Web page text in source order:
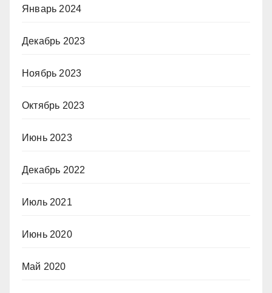
Январь 2024
Декабрь 2023
Ноябрь 2023
Октябрь 2023
Июнь 2023
Декабрь 2022
Июль 2021
Июнь 2020
Май 2020